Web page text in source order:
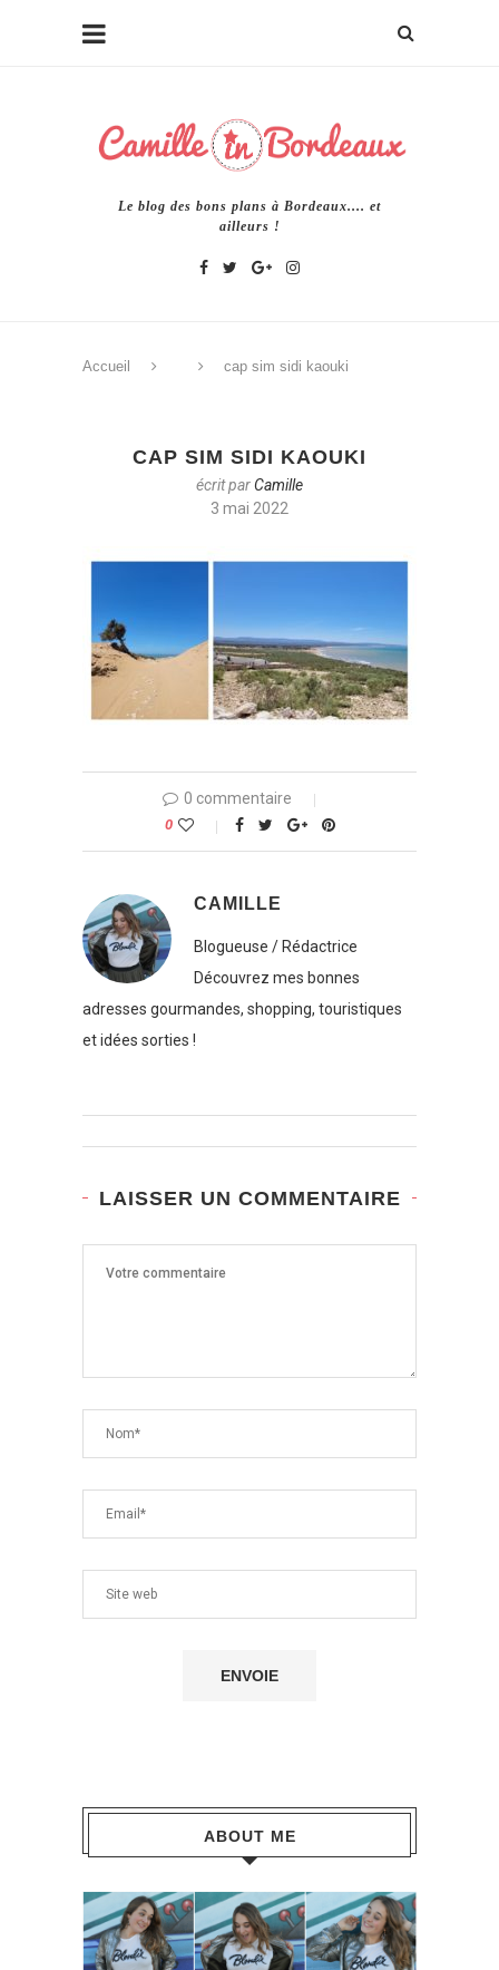
Le blog des bons plans à Bordeaux.... et
ailleurs !
Accueil cap sim sidi kaouki
CAP SIM SIDI KAOUKI
écrit parCamille
3 mai 2022
0 commentaire
0
CAMILLE
Blogueuse / Rédactrice
Découvrez mes bonnes
adresses gourmandes, shopping, touristiques
et idées sorties !
LAISSER UN COMMENTAIRE
ABOUT ME